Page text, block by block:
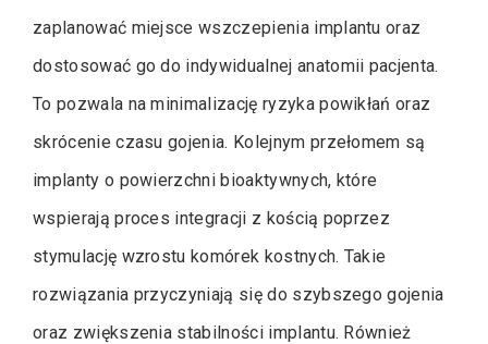
zaplanować miejsce wszczepienia implantu oraz
dostosować go do indywidualnej anatomii pacjenta.
To pozwala na minimalizację ryzyka powikłań oraz
skrócenie czasu gojenia. Kolejnym przełomem są
implanty o powierzchni bioaktywnych, które
wspierają proces integracji z kością poprzez
stymulację wzrostu komórek kostnych. Takie
rozwiązania przyczyniają się do szybszego gojenia
oraz zwiększenia stabilności implantu. Również